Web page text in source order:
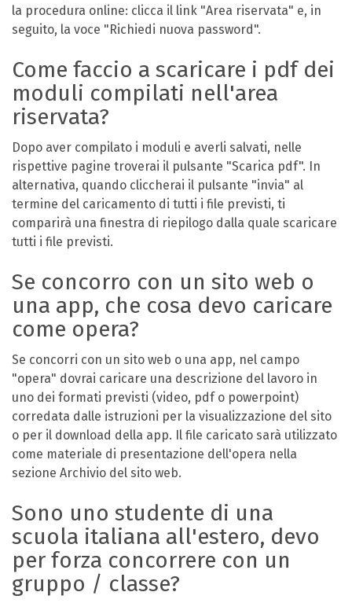
la procedura online: clicca il link "Area riservata" e, in
seguito, la voce "Richiedi nuova password".
Come faccio a scaricare i pdf dei
moduli compilati nell'area
riservata?
Dopo aver compilato i moduli e averli salvati, nelle
rispettive pagine troverai il pulsante "Scarica pdf". In
alternativa, quando cliccherai il pulsante "invia" al
termine del caricamento di tutti i file previsti, ti
comparirà una finestra di riepilogo dalla quale scaricare
tutti i file previsti.
Se concorro con un sito web o
una app, che cosa devo caricare
come opera?
Se concorri con un sito web o una app, nel campo
"opera" dovrai caricare una descrizione del lavoro in
uno dei formati previsti (video, pdf o powerpoint)
corredata dalle istruzioni per la visualizzazione del sito
o per il download della app. Il file caricato sarà utilizzato
come materiale di presentazione dell'opera nella
sezione Archivio del sito web.
Sono uno studente di una
scuola italiana all'estero, devo
per forza concorrere con un
gruppo / classe?